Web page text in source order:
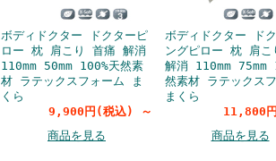
ボディドクター ドクターピ
ロー 枕 肩こり 首痛 解消
110mm 50mm 100%天然素
材 ラテックスフォーム ま
くら
9,900円(税込)
～
商品を見る
ボディドクター ド
ングピロー 枕 肩
解消 110mm 75mm
然素材 ラテックス
まくら
11,800
商品を見る